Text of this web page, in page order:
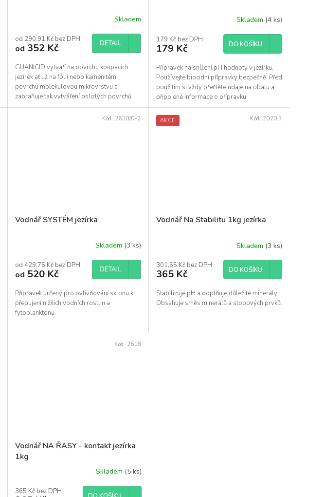
Skladem
od 290,91 Kč bez DPH
od 352 Kč DETAIL
GUANICID vytváří na povrchu koupacích
jezírek ať už na fólii nebo kamenitém
povrchu molekulovou mikrovrstvu a
zabraňuje tak vytváření oslizlých povrchů.
(pozn. není určeno pro...
Skladem (4 ks)
179 Kč bez DPH
179 Kč DO KOŠÍKU
Přípravek na snížení pH hodnoty v jezírku.
Používejte biocidní přípravky bezpečně. Před
použitím si vždy přečtěte údaje na obalu a
připojené informace o přípravku.
Vodnář SYSTÉM jezírka
Skladem (3 ks)
od 429,75 Kč bez DPH
od 520 Kč DETAIL
Přípravek určený pro ovlivňování sklonu k
přebujení nižších vodních rostlin a
fytoplanktonu.
Kód: 2630/0-2 AKCE
Vodnář Na Stabilitu 1kg jezírka
Skladem (3 ks)
301,65 Kč bez DPH
365 Kč DO KOŠÍKU
Stabilizuje pH a doplňuje důležité minerály.
Obsahuje směs minerálů a stopových prvků.
Kód: 2020.3
Vodnář NA ŘASY - kontakt jezírka
1kg
Skladem (5 ks)
365 Kč bez DPH
Kód: 2618